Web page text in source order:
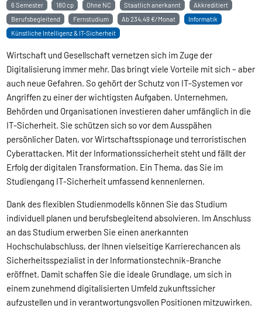
6 Semester 180 cp Ohne NC Staatlich anerkannt
Akkreditiert
Berufsbegleitend
Fernstudium Ab234,49 €/Monat
Informatik
Künstliche Intelligenz & IT-Sicherheit
Wirtschaft und Gesellschaft vernetzen sich im Zuge der
Digitalisierung immer mehr. Das bringt viele Vorteile mit sich – aber
auch neue Gefahren. So gehört der Schutz von IT-Systemen vor
Angriffen zu einer der wichtigsten Aufgaben. Unternehmen,
Behörden und Organisationen investieren daher umfänglich in die
IT-Sicherheit. Sie schützen sich so vor dem Ausspähen
persönlicher Daten, vor Wirtschaftsspionage und terroristischen
Cyberattacken. Mit der Informationssicherheit steht und fällt der
Erfolg der digitalen Transformation. Ein Thema, das Sie im
Studiengang IT-Sicherheit umfassend kennenlernen.
Dank des flexiblen Studienmodells können Sie das Studium
individuell planen und berufsbegleitend absolvieren. Im Anschluss
an das Studium erwerben Sie einen anerkannten
Hochschulabschluss, der Ihnen vielseitige Karrierechancen als
Sicherheitsspezialist in der Informationstechnik-Branche
eröffnet. Damit schaffen Sie die ideale Grundlage, um sich in
einem zunehmend digitalisierten Umfeld zukunftssicher
aufzustellen und in verantwortungsvollen Positionen mitzuwirken.